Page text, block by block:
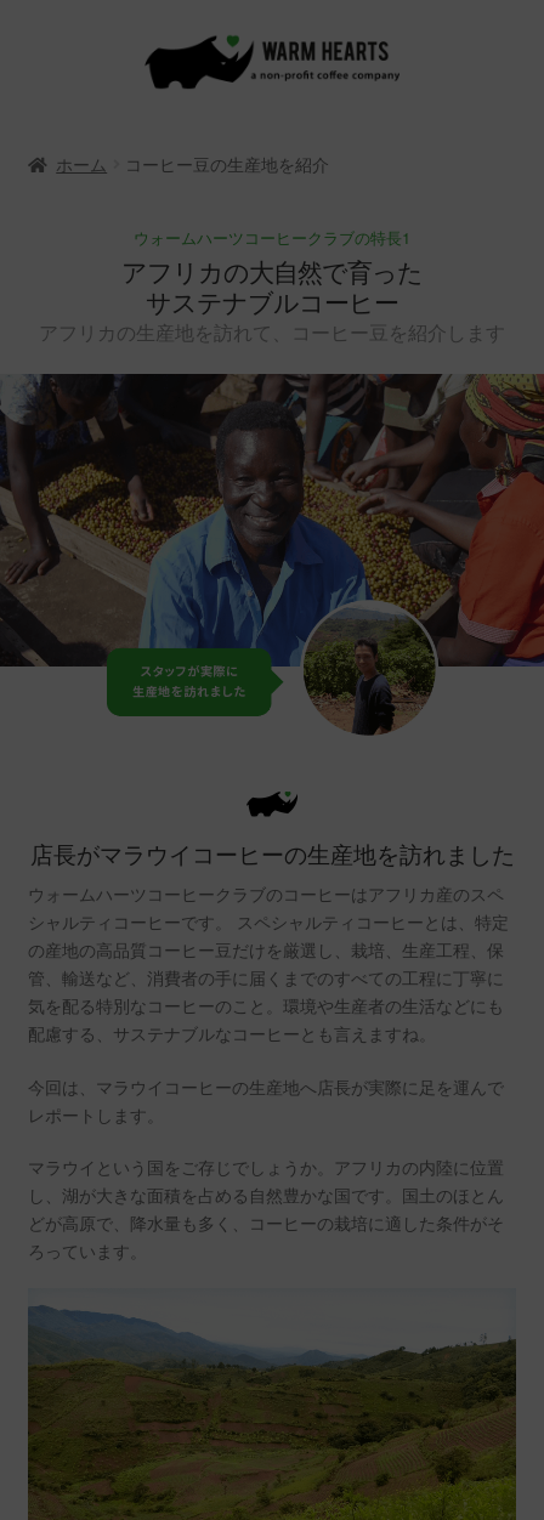
シ
ッ
プ
ツ ホーム コーヒー豆の生産地を紹介
ウォームハーツコーヒークラブの特長1
アフリカの大自然で育った
サステナブルコーヒー
アフリカの生産地を訪れて、コーヒー豆を紹介します
店長がマラウイコーヒーの生産地を訪れました
ウォームハーツコーヒークラブのコーヒーはアフリカ産のスペ
シャルティコーヒーです。 スペシャルティコーヒーとは、特定
の産地の高品質コーヒー豆だけを厳選し、栽培、生産工程、保
管、輸送など、消費者の手に届くまでのすべての工程に丁寧に
気を配る特別なコーヒーのこと。環境や生産者の生活などにも
配慮する、サステナブルなコーヒーとも言えますね。
今回は、マラウイコーヒーの生産地へ店長が実際に足を運んで
レポートします。
マラウイという国をご存じでしょうか。アフリカの内陸に位置
し、湖が大きな面積を占める自然豊かな国です。国土のほとん
どが高原で、降水量も多く、コーヒーの栽培に適した条件がそ
ろっています。